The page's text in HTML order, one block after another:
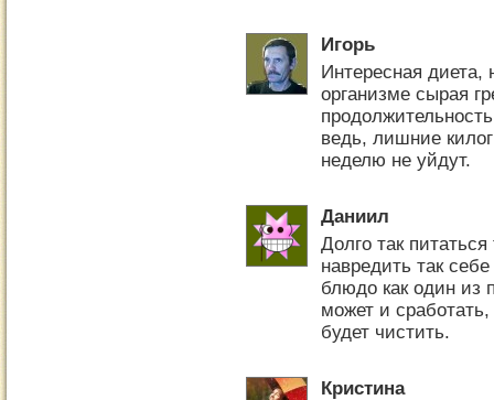
Игорь
Интересная диета,
организме сырая
ведь, лишние
неделю не уйдут.
Даниил
Долго так
навредить так
блюдо как один из
может и
будет чистить.
Кристина